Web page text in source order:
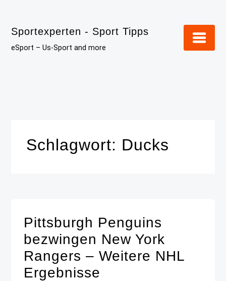
content
Sportexperten - Sport Tipps
eSport – Us-Sport and more
Schlagwort: Ducks
Pittsburgh Penguins
bezwingen New York
Rangers – Weitere NHL
Ergebnisse